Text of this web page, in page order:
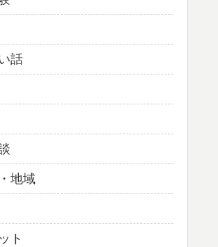
話
地域
ト